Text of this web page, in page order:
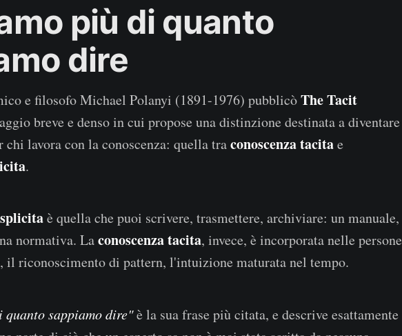
più di quanto
dire
e filosofo Michael Polanyi (1891-1976) pubblicòThe Tacit
breve e denso in cui propose una distinzione destinata a diventare
chi lavora con la conoscenza: quella traconoscenza tacitae
.
è quella che puoi scrivere, trasmettere, archiviare: un manuale,
normativa. Laconoscenza tacita, invece, è incorporata nelle persone
riconoscimento di pattern, l'intuizione maturata nel tempo.
quanto sappiamo dire"è la sua frase più citata, e descrive esattamente